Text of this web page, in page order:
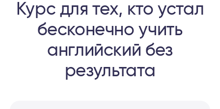
Курс для тех, кто устал
бесконечно учить
английский без
результата